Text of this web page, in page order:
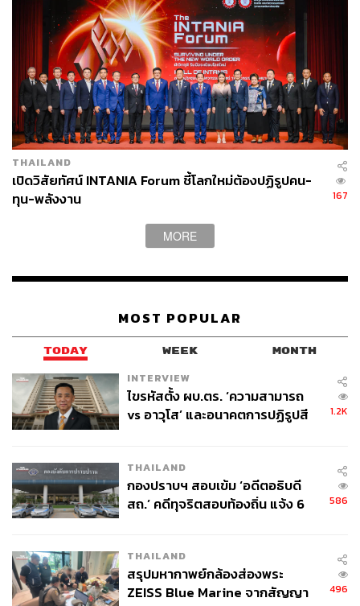
ในปี 2566 น่าจะเห็นการตั้งสำรองลดลง หากเศรษฐกิจไม่ได้
แย่มากอย่างที่คาด ขณะที่ NPL ที่เพิ่มขึ้นหลังจากจบ
มาตรการช่วยเหลือน่าจะสะท้อนไปค่อนข้างมากแล้ว
ยก ‘KTB-BBL’ ดาวเด่นของกลุ่ม
ธนภัทรมองว่า รายได้กลุ่มแบงก์ทั้งรายได้ดอกเบี้ยและที่ไม่ใช่
ดอกเบี้ย รวมทั้งมูลค่าการปล่อยสินเชื่อน่าจะเติบโตได้ในปีนี้
โดย NIM น่าจะเพิ่มขึ้นต่อได้ราว 0.2-0.3%
“จะเห็นว่าเมื่อตลาดตกใจ ราคาหุ้นทั้งกลุ่มร่วงลงมา แต่จะ
เห็นว่า KTB และ BBL ฟื้นตัวได้ดีกว่ากลุ่ม เนื่องจากแนวโน้ม
จะยังถูกกดดันต่อเนื่องในปีนี้ เพราะนอกจากการตั้งสำรอง
จากสองส่วนหลัก ยังมีส่วนของสินเชื่อดิจิทัล ซึ่งอาจจะกดดัน
ผลประกอบการต่อเนื่องในปีนี้ และทำให้หุ้น KBANK อาจจะ
ไม่โดดเด่นเท่าใดนัก
ขณะที่ SCB แม้กำไรไตรมาส 4 อาจจะผิดคาด แต่กำไรปี
“โดยภาพรวมหุ้นแบงก์ยังเป็นหนึ่งในกลุ่มที่น่าจะดีขึ้นในปีนี้
ล้อไปกับธีม Domestic Play แต่แน่นอนว่าการเติบโตในปีนี้จะ
เด่นแค่บางตัว”
ในระยะสั้น บล.ทรีนีตี้ ระบุว่า การประชุม กนง. วันที่ 25
มกราคม คาดว่าจะมีการปรับขึ้นดอกเบี้ย 0.25% สู่ระดับ
1.50% ซึ่งหลังจากการปรับขึ้นดอกเบี้ยครั้งนี้ กนง. น่าจะเข้าสู่
THAILAND
เปิดวิสัยทัศน์ INTANIA Forum ชี้โลกใหม่ต้องปฏิรูปคน-
ทุน-พลังงาน
167
MORE
MOST POPULAR
TODAY WEEK MONTH
INTERVIEW
ไขรหัสตั้ง ผบ.ตร. ‘ความสามารถ
vs อาวุโส’ และอนาคตการปฏิรูปสี
1.2K
THAILAND
กองปราบฯ สอบเข้ม ‘อดีตอธิบดี
สถ.’ คดีทุจริตสอบท้องถิ่น แจ้ง 6
586
THAILAND
สรุปมหากาพย์กล้องส่องพระ
ZEISS Blue Marine จากสัญญา
496